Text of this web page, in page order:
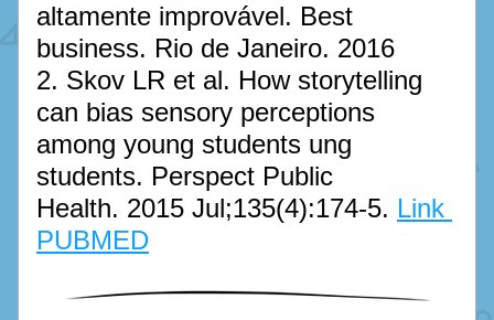
altamente improvável. Best
business. Rio de Janeiro. 2016
2. Skov LR et al. How storytelling
can bias sensory perceptions
among young students ung
students. Perspect Public
Health. 2015 Jul;135(4):174-5. Link
PUBMED